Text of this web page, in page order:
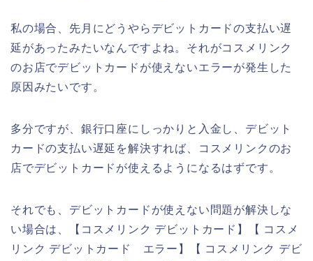
私の場合、先月にどうやらデビットカードの支払い遅
延があったみたいなんですよね。それがコスメリンク
のお店でデビットカードが使えないエラーが発生した
原因みたいです。
多分ですが、銀行口座にしっかりと入金し、デビット
カードの支払い遅延を解決すれば、コスメリンクのお
店でデビットカードが使えるようになるはずです。
それでも、デビットカードが使えない問題が解決しな
い場合は、【コスメリンク デビットカード】【 コスメ
リンク デビットカード エラー】【 コスメリンク デビ